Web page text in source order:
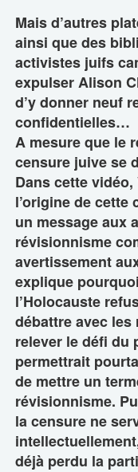
Mais d’autres
ainsi que des
activistes juifs
expulser Alison
d’y donner neuf
confidentielles…
A mesure que le
censure juive se
Dans cette
l’origine de cette
un message aux
révisionnisme
avertissement
explique
l’Holocauste
débattre avec
relever le défi du
permettrait
de mettre un
révisionnisme.
la censure ne
déjà perdu la